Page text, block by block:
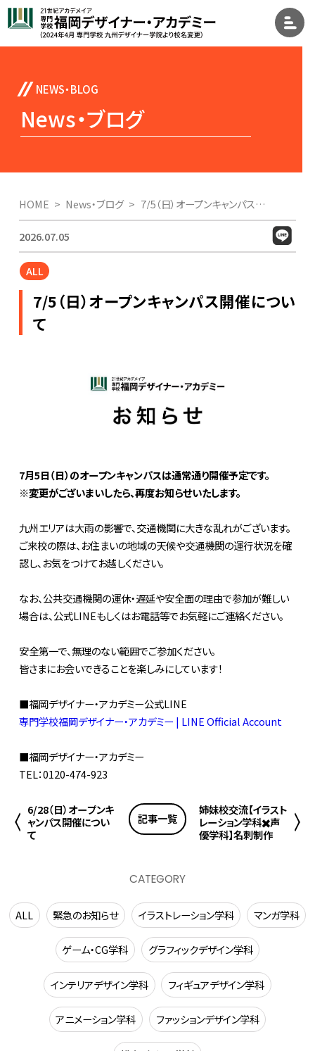
News・ブログ
HOME News・ブログ 7/5（日）オープンキャンパス開催について
2026.07.05
ALL
7/5（日）オープンキャンパス開催につい
て
7月5日（日）のオープンキャンパスは通常通り開催予定です。
※変更がございまいしたら、再度お知らせいたします。
九州エリアは大雨の影響で、交通機関に大きな乱れがございます。
ご来校の際は、お住まいの地域の天候や交通機関の運行状況を確
認し、お気をつけてお越しください。
なお、公共交通機関の運休・遅延や安全面の理由で参加が難しい
場合は、公式LINEもしくはお電話等でお気軽にご連絡ください。
安全第一で、無理のない範囲でご参加ください。
皆さまにお会いできることを楽しみにしています！
■福岡デザイナー・アカデミー公式LINE
専門学校福岡デザイナー・アカデミー | LINE Official Account
■福岡デザイナー・アカデミー
TEL：0120-474-923
6/28（日）オープンキ
ャンパス開催につい
て
記事一覧
姉妹校交流【イラスト
レーション学科✖️声
優学科】⁡名刺制作
CATEGORY
ALL 緊急のお知らせ イラストレーション学科 マンガ学科
ゲーム・CG学科 グラフィックデザイン学科
インテリアデザイン学科 フィギュアデザイン学科
アニメーション学科 ファッションデザイン学科